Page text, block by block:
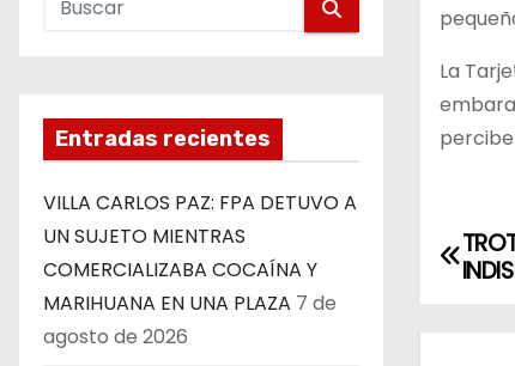
Entradas recientes
VILLA CARLOS PAZ: FPA DETUVO A
UN SUJETO MIENTRAS
COMERCIALIZABA COCAÍNA Y
MARIHUANA EN UNA PLAZA 7 de
agosto de 2026
La
N